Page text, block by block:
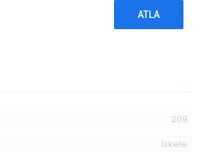
209
İskele